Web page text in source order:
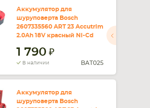
КОМПЛЕКТУЮЩИЕ
Аккумулятор для
шуруповерта Bosch
2607335560 ART 23 Accutrim
2.0Ah 18V красный Ni-Cd
1 790
В наличии BAT025
Аккумулятор для
шуруповерта Bosch